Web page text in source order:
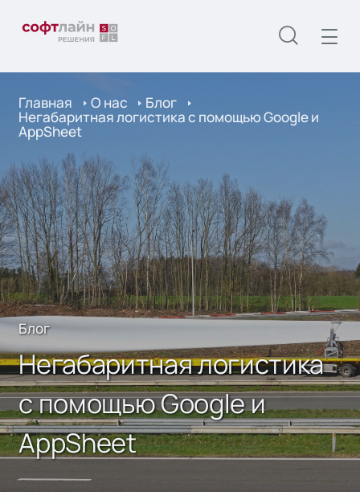
Главная О нас Блог
Негабаритная логистика с помощью Google и
AppSheet
Блог
Негабаритная логистика
с помощью Google и
AppSheet